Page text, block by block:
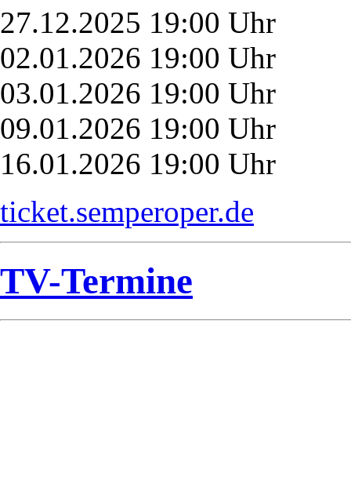
27.12.2025 19:00 Uhr
02.01.2026 19:00 Uhr
03.01.2026 19:00 Uhr
09.01.2026 19:00 Uhr
16.01.2026 19:00 Uhr
ticket.semperoper.de
TV-Termine